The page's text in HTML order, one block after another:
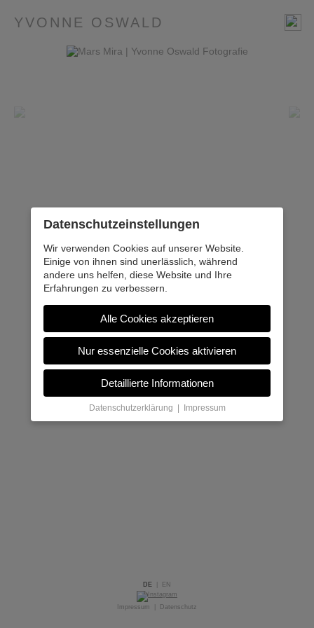
YVONNE OSWALD
DE EN
Impressum Datenschutz
Datenschutz­einstellungen
Wir verwenden Cookies auf unserer Website.
Einige von ihnen sind unerlässlich, während
andere uns helfen, diese Website und Ihre
Erfahrungen zu verbessern.
Alle Cookies akzeptieren
Nur essenzielle Cookies aktivieren
Detaillierte Informationen
Datenschutzerklärung | Impressum